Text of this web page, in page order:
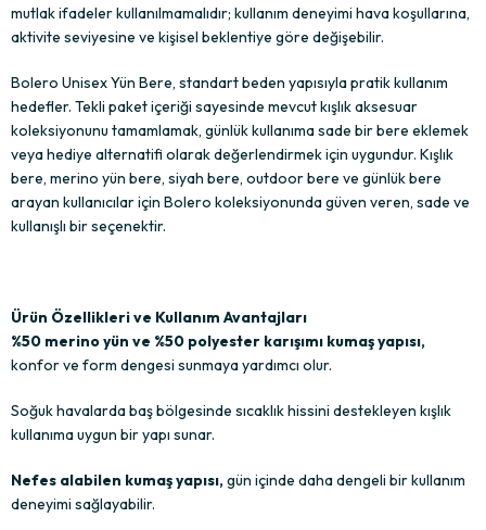
mutlak ifadeler kullanılmamalıdır; kullanım deneyimi hava koşullarına,
aktivite seviyesine ve kişisel beklentiye göre değişebilir.
Bolero Unisex Yün Bere, standart beden yapısıyla pratik kullanım
hedefler. Tekli paket içeriği sayesinde mevcut kışlık aksesuar
koleksiyonunu tamamlamak, günlük kullanıma sade bir bere eklemek
veya hediye alternatifi olarak değerlendirmek için uygundur. Kışlık
bere, merino yün bere, siyah bere, outdoor bere ve günlük bere
arayan kullanıcılar için Bolero koleksiyonunda güven veren, sade ve
kullanışlı bir seçenektir.
Ürün Özellikleri ve Kullanım Avantajları
%50 merino yün ve %50 polyester karışımı kumaş yapısı,
konfor ve form dengesi sunmaya yardımcı olur.
Soğuk havalarda baş bölgesinde sıcaklık hissini destekleyen kışlık
kullanıma uygun bir yapı sunar.
Nefes alabilen kumaş yapısı,gün içinde daha dengeli bir kullanım
deneyimi sağlayabilir.